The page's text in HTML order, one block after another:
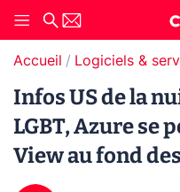
Accueil Logiciels &
Infos US de la
LGBT, Azure se
View au fond